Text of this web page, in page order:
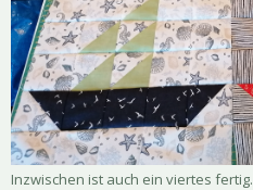
Inzwischen ist auch ein viertes fertig.